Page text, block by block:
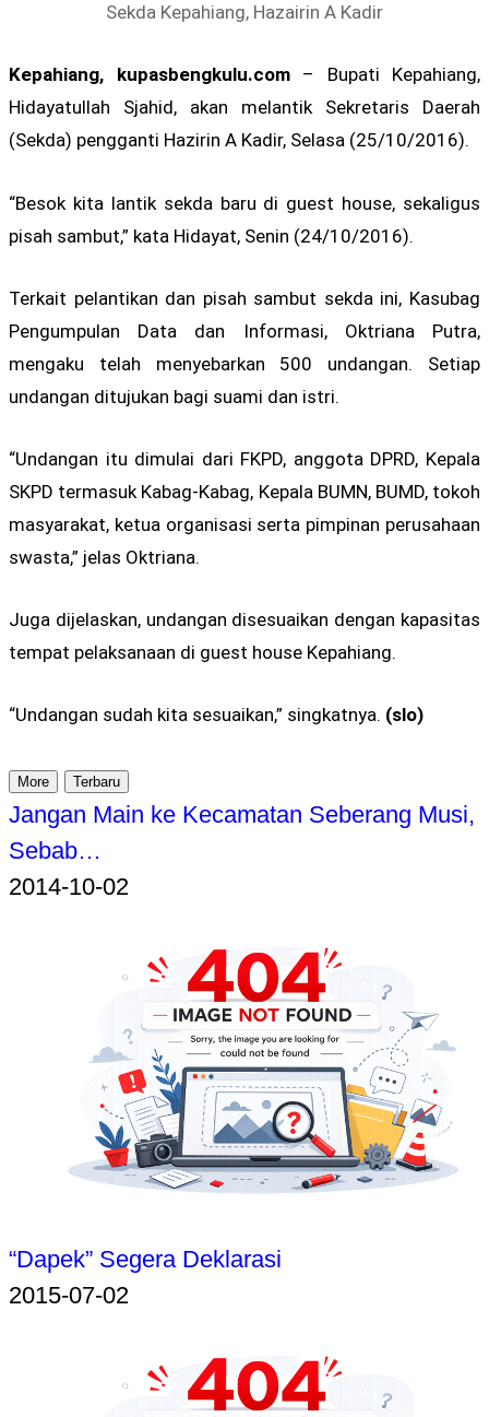
Sekda Kepahiang, Hazairin A Kadir
Kepahiang, kupasbengkulu.com– Bupati Kepahiang,
Hidayatullah Sjahid, akan melantik Sekretaris Daerah
(Sekda) pengganti Hazirin A Kadir, Selasa (25/10/2016).
“Besok kita lantik sekda baru di guest house, sekaligus
pisah sambut,” kata Hidayat, Senin (24/10/2016).
Terkait pelantikan dan pisah sambut sekda ini, Kasubag
Pengumpulan Data dan Informasi, Oktriana Putra,
mengaku telah menyebarkan 500 undangan. Setiap
undangan ditujukan bagi suami dan istri.
“Undangan itu dimulai dari FKPD, anggota DPRD, Kepala
SKPD termasuk Kabag-Kabag, Kepala BUMN, BUMD, tokoh
masyarakat, ketua organisasi serta pimpinan perusahaan
swasta,” jelas Oktriana.
Juga dijelaskan, undangan disesuaikan dengan kapasitas
tempat pelaksanaan di guest house Kepahiang.
“Undangan sudah kita sesuaikan,” singkatnya. (slo)
More Terbaru
Jangan Main ke Kecamatan Seberang Musi,
Sebab…
2014-10-02
“Dapek” Segera Deklarasi
2015-07-02